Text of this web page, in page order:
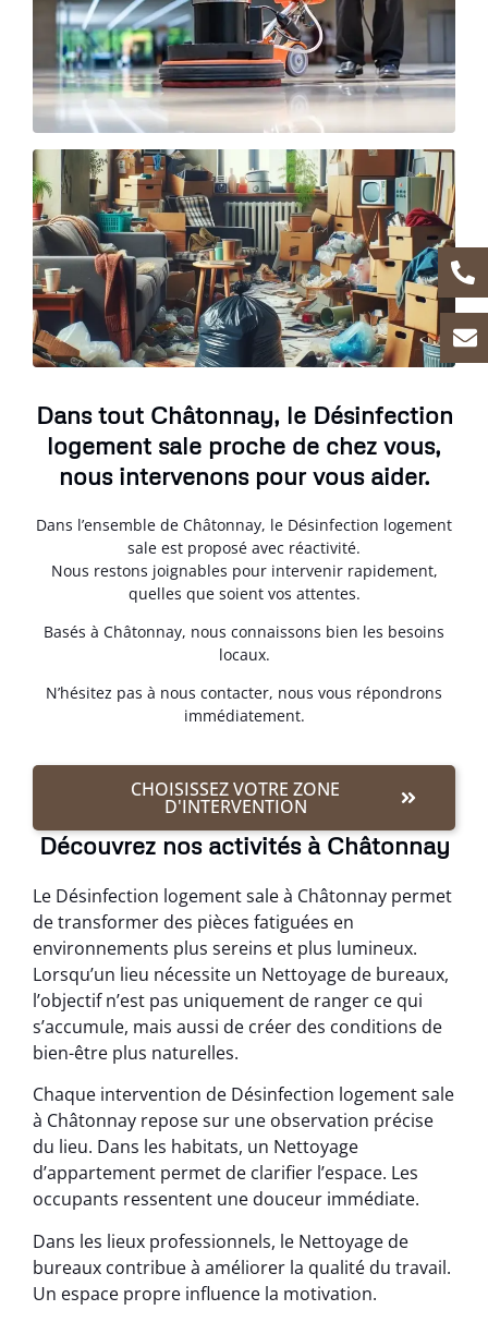
Dans tout Châtonnay, le Désinfection
logement sale proche de chez vous,
nous intervenons pour vous aider.
Dans l’ensemble de Châtonnay, le Désinfection logement
sale est proposé avec réactivité.
Nous restons joignables pour intervenir rapidement,
quelles que soient vos attentes.
Basés à Châtonnay, nous connaissons bien les besoins
locaux.
N’hésitez pas à nous contacter, nous vous répondrons
immédiatement.
CHOISISSEZ VOTRE ZONE
D'INTERVENTION
Découvrez nos activités à Châtonnay
Le Désinfection logement sale à Châtonnay permet
de transformer des pièces fatiguées en
environnements plus sereins et plus lumineux.
Lorsqu’un lieu nécessite un Nettoyage de bureaux,
l’objectif n’est pas uniquement de ranger ce qui
s’accumule, mais aussi de créer des conditions de
bien-être plus naturelles.
Chaque intervention de Désinfection logement sale
à Châtonnay repose sur une observation précise
du lieu. Dans les habitats, un Nettoyage
d’appartement permet de clarifier l’espace. Les
occupants ressentent une douceur immédiate.
Dans les lieux professionnels, le Nettoyage de
bureaux contribue à améliorer la qualité du travail.
Un espace propre influence la motivation.